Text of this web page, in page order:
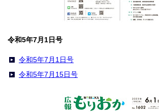
令和5年7月1日号
令和5年7月1日号
令和5年7月15日号